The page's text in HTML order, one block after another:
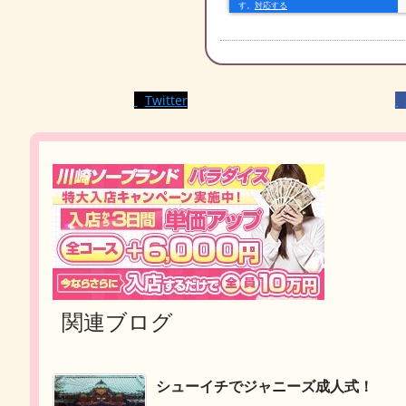
Twitter
関連ブログ
シューイチでジャニーズ成人式！